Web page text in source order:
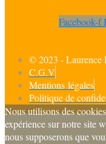
Facebook-f
© 2023 - Laurence
C.G.V
Mentions légales
Politique de
Nous utilisons des
expérience sur notre site
nous supposerons que